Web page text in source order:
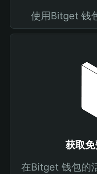
使用Bitget 钱
获取
在Bitget 钱包的